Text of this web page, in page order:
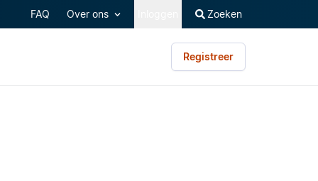
FAQ Over ons Zoeken
Registreer